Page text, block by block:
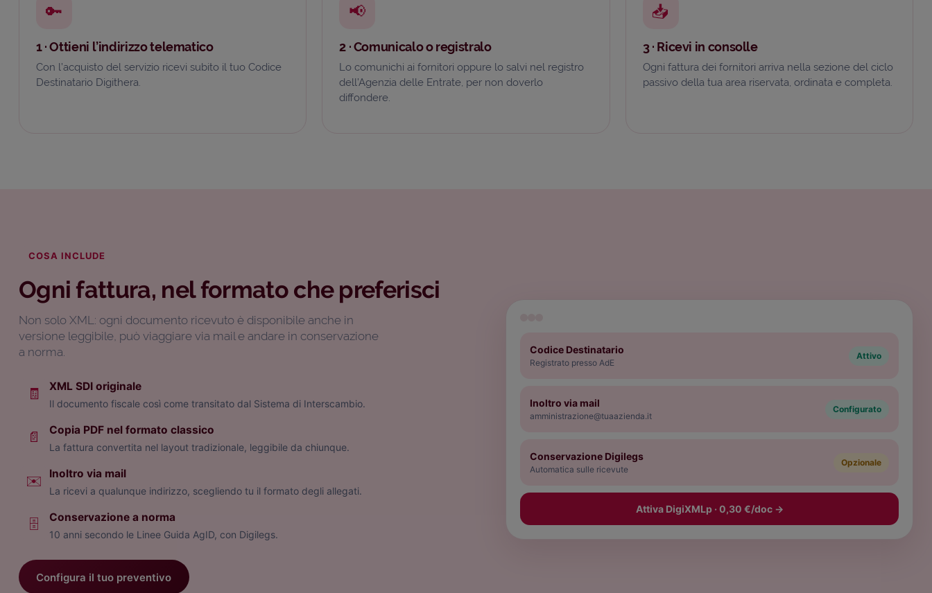
🔑
1 · Ottieni l’indirizzo telematico
Con l’acquisto del servizio ricevi subito il tuo Codice
Destinatario Digithera.
📢
2 · Comunicalo o registralo
Lo comunichi ai fornitori oppure lo salvi nel registro
dell’Agenzia delle Entrate, per non doverlo
diffondere.
📥
3 · Ricevi in consolle
Ogni fattura dei fornitori arriva nella sezione del ciclo
passivo della tua area riservata, ordinata e completa.
COSA INCLUDE
Ogni fattura, nel formato che preferisci
Non solo XML: ogni documento ricevuto è disponibile anche in
versione leggibile, può viaggiare via mail e andare in conservazione
a norma.
🧾 XML SDI originale
Il documento fiscale così come transitato dal Sistema di Interscambio.
📄 Copia PDF nel formato classico
La fattura convertita nel layout tradizionale, leggibile da chiunque.
✉️ Inoltro via mail
La ricevi a qualunque indirizzo, scegliendo tu il formato degli allegati.
🗄️ Conservazione a norma
10 anni secondo le Linee Guida AgID, con Digilegs.
Configura il tuo preventivo
Codice Destinatario
Registrato presso AdE
Attivo
Inoltro via mail
amministrazione@tuaazienda.it
Configurato
Conservazione Digilegs
Automatica sulle ricevute
Opzionale
Attiva DigiXMLp · 0,30 €/doc →